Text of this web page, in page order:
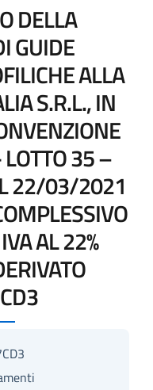
DELLA
GUIDE
ALLA
S.R.L., IN
35 –
22/03/2021
AL 22%